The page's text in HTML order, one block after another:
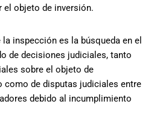
el objeto de inversión.
inspección es la búsqueda en el
de decisiones judiciales, tanto
sobre el objeto de
como de disputas judiciales entre
debido al incumplimiento